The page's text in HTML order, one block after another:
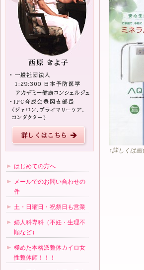
↑詳しくは
はじめての方へ
メールでのお問い合わせの
件
土・日曜日・祝祭日も営業
婦人科専科（不妊・生理不
順など）
極めた本格派整体カイロ女
性整体師！！！